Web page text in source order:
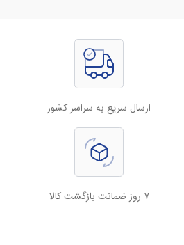
ارسال سریع به سراسر کشور
۷ روز ضمانت بازگشت کالا